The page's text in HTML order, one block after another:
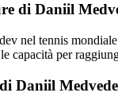
di Daniil
nel tennis
capacità per
Daniil